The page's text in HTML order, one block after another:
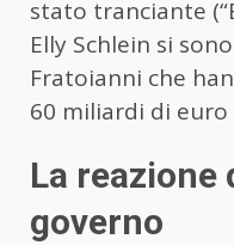
stato tranciante
Elly Schlein si
Fratoianni che
60 miliardi di
La
governo